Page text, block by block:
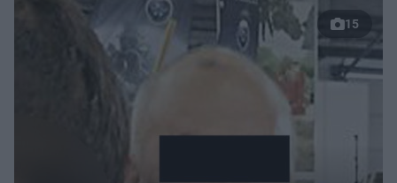
15